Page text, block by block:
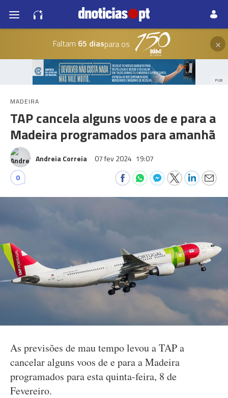
Faltam 65 diaspara os ×
PUB
MADEIRA
TAP cancela alguns voos de e para a
Madeira programados para amanhã
Andreia Correia 07 fev 2024 19:07
0
As previsões de mau tempo levou a TAP a
cancelar alguns voos de e para a Madeira
programados para esta quinta-feira, 8 de
Fevereiro.